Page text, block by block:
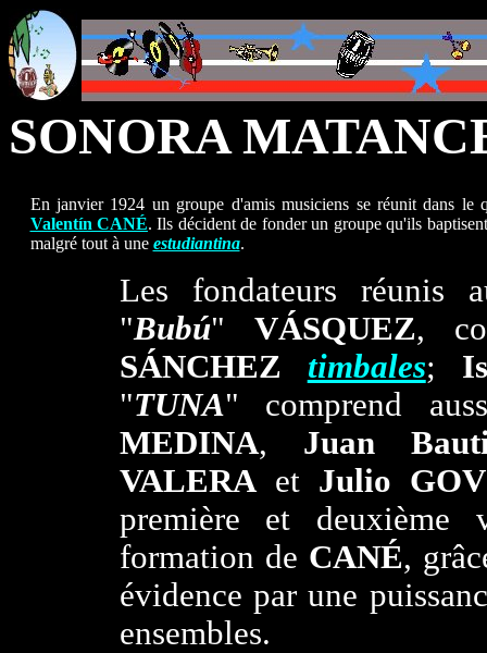
SONORA
En janvier 1924 un groupe d'amis musiciens se réunit dans
Valentín CANÉ. Ils décident de fonder un groupe qu'ils
malgré tout à une estudiantina.
Les fondateurs réunis
"Bubú" VÁSQUEZ,
SÁNCHEZ
timbales;
"TUNA" comprend
MEDINA, Juan
VALERAet Julio
première et
formation de CANÉ,
évidence par une
ensembles.